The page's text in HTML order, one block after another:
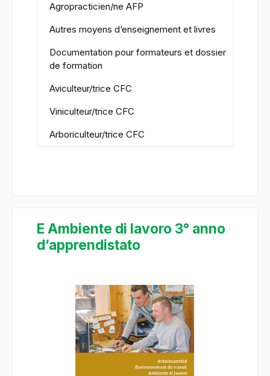
Agropracticien/ne AFP
Autres moyens d‘enseignement et livres
Documentation pour formateurs et dossier
de formation
Aviculteur/trice CFC
Viniculteur/trice CFC
Arboriculteur/trice CFC
E Ambiente di lavoro 3° anno
d’apprendistato
Ignorer la galerie d'images